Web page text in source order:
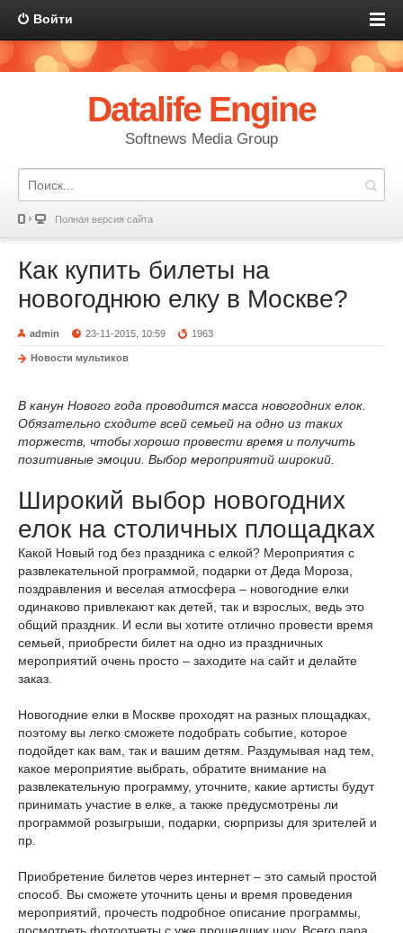
Войти
Datalife Engine
Softnews Media Group
Полная версия сайта
Как купить билеты на
новогоднюю елку в Москве?
admin 23-11-2015, 10:59 1963
Новости мультиков
В канун Нового года проводится масса новогодних елок.
Обязательно сходите всей семьей на одно из таких
торжеств, чтобы хорошо провести время и получить
позитивные эмоции. Выбор мероприятий широкий.
Широкий выбор новогодних
елок на столичных площадках
Какой Новый год без праздника с елкой? Мероприятия с
развлекательной программой, подарки от Деда Мороза,
поздравления и веселая атмосфера – новогодние елки
одинаково привлекают как детей, так и взрослых, ведь это
общий праздник. И если вы хотите отлично провести время
семьей, приобрести билет на одно из праздничных
мероприятий очень просто – заходите на сайт и делайте
заказ.
Новогодние елки в Москве проходят на разных площадках,
поэтому вы легко сможете подобрать событие, которое
подойдет как вам, так и вашим детям. Раздумывая над тем,
какое мероприятие выбрать, обратите внимание на
развлекательную программу, уточните, какие артисты будут
принимать участие в елке, а также предусмотрены ли
программой розыгрыши, подарки, сюрпризы для зрителей и
пр.
Приобретение билетов через интернет – это самый простой
способ. Вы сможете уточнить цены и время проведения
мероприятий, прочесть подробное описание программы,